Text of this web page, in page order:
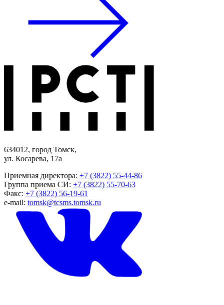
634012, город Томск,
ул. Косарева, 17а
Приемная директора: +7 (3822) 55-44-86
Группа приема СИ: +7 (3822) 55-70-63
Факс: +7 (3822) 56-19-61
e-mail: tomsk@tcsms.tomsk.ru